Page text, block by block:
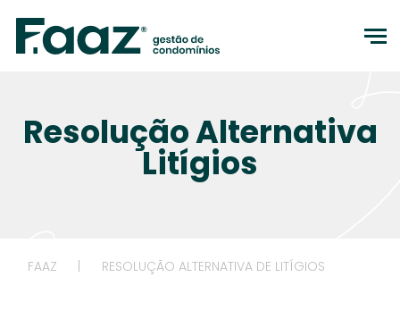
Resolução Alternativa
Litígios
FAAZ RESOLUÇÃO ALTERNATIVA DE LITÍGIOS